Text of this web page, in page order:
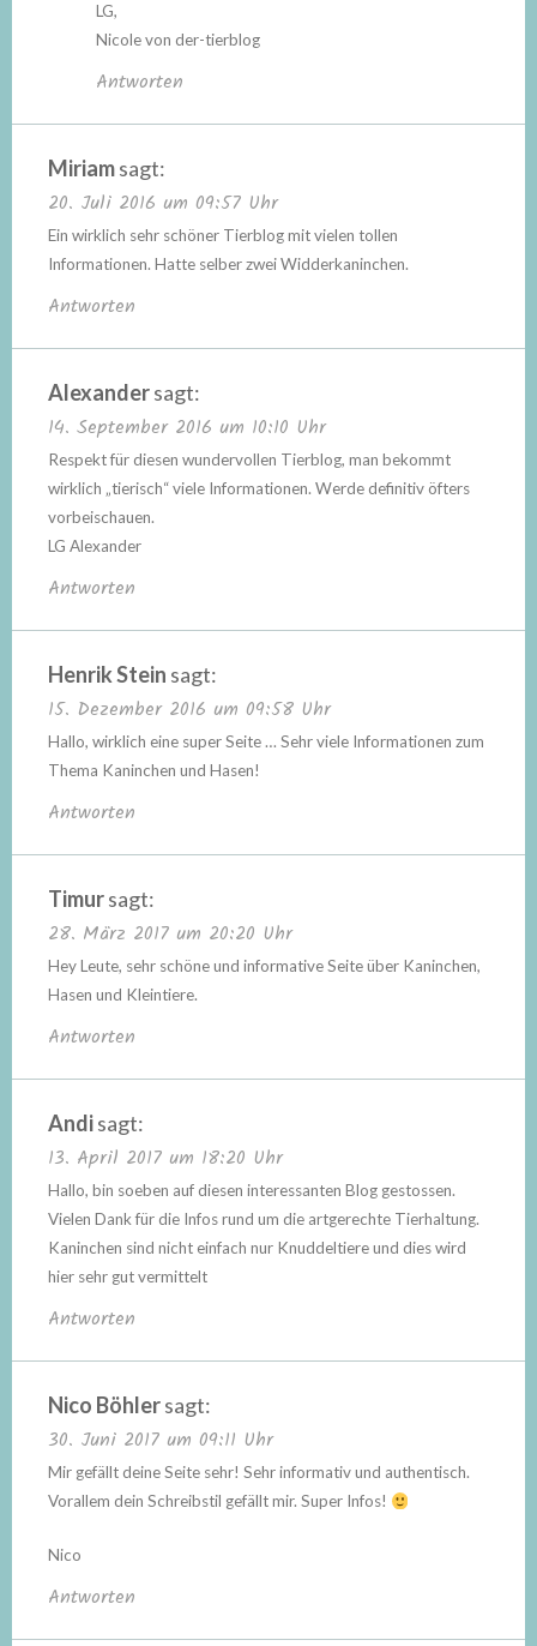
LG,
Nicole von der-tierblog
Antworten
Miriamsagt:
20. Juli 2016 um 09:57 Uhr
Ein wirklich sehr schöner Tierblog mit vielen tollen
Informationen. Hatte selber zwei Widderkaninchen.
Antworten
Alexandersagt:
14. September 2016 um 10:10 Uhr
Respekt für diesen wundervollen Tierblog, man bekommt
wirklich „tierisch“ viele Informationen. Werde definitiv öfters
vorbeischauen.
LG Alexander
Antworten
Henrik Stein sagt:
15. Dezember 2016 um 09:58 Uhr
Hallo, wirklich eine super Seite … Sehr viele Informationen zum
Thema Kaninchen und Hasen!
Antworten
Timursagt:
28. März 2017 um 20:20 Uhr
Hey Leute, sehr schöne und informative Seite über Kaninchen,
Hasen und Kleintiere.
Antworten
Andisagt:
13. April 2017 um 18:20 Uhr
Hallo, bin soeben auf diesen interessanten Blog gestossen.
Vielen Dank für die Infos rund um die artgerechte Tierhaltung.
Kaninchen sind nicht einfach nur Knuddeltiere und dies wird
hier sehr gut vermittelt
Antworten
Nico Böhlersagt:
30. Juni 2017 um 09:11 Uhr
Mir gefällt deine Seite sehr! Sehr informativ und authentisch.
Vorallem dein Schreibstil gefällt mir. Super Infos!
Nico
Antworten